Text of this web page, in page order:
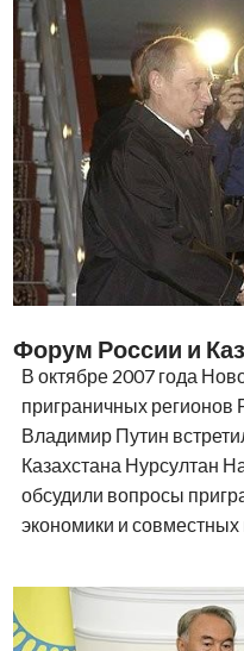
Форум России и
В октябре 2007 года
приграничных регионов
Владимир Путин
Казахстана Нурсултан
обсудили вопросы
экономики и совместных